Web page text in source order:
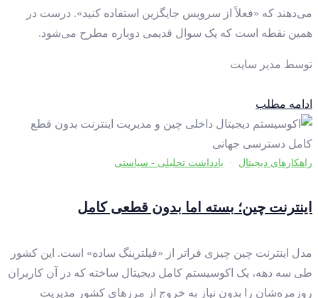
می‌دهند که «فعلاً از سرویس جایگزین استفاده کنید». درست در
همین نقطه است که یک سوال قدیمی دوباره مطرح می‌شود.
توسط مدیر سایت
ادامه مطلب
راهکارهای دیجیتال · یادداشت تحلیلی - سیاستی
اینترنت چین؛ بسته اما بدون قطعی کامل
مدل اینترنت چین چیزی فراتر از «فیلترینگ ساده» است. این کشور
طی سه دهه، یک اکوسیستم کامل دیجیتال ساخته که در آن کاربران
روزمره‌شان را بدون نیاز به خروج از مرزهای کشور مدیریت